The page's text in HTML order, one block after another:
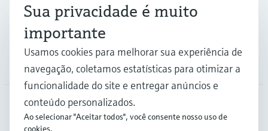
Suporte
BRA•Português
Sua privacidade é muito
importante
Usamos cookies para melhorar sua experiência de
navegação, coletamos estatísticas para otimizar a
funcionalidade do site e entregar anúncios e
conteúdo personalizados.
Ao selecionar "Aceitar todos", você consente nosso uso de
cookies.